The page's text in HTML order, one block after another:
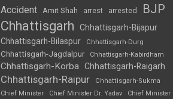
Accident Amit Shah arrest arrested BJP
Chhattisgarh
Chhattisgarh-Bijapur
Chhattisgarh-Bilaspur
Chhattisgarh-Durg
Chhattisgarh-Jagdalpur Chhattisgarh-Kabirdham
Chhattisgarh-Korba Chhattisgarh-Raigarh
Chhattisgarh-Raipur
Chhattisgarh-Sukma
Chief Minister
Chief Minister Dr. Yadav Chief Minister